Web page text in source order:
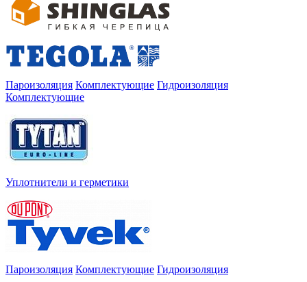
Пароизоляция Комплектующие Гидроизоляция
Комплектующие
Уплотнители и герметики
Пароизоляция Комплектующие Гидроизоляция